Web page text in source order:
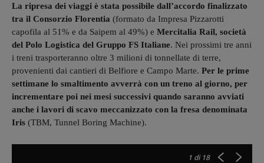
La ripresa dei viaggi è stata possibile dall’accordo finalizzato
tra il Consorzio Florentia (formato da Impresa Pizzarotti
capofila al 51% e da Saipem al 49%) e Mercitalia Rail, società
del Polo Logistica del Gruppo FS Italiane. Nei prossimi tre anni
i treni trasporteranno oltre 3 milioni di tonnellate di terre,
provenienti dai cantieri di Belfiore e Campo Marte. Per le prime
settimane lo smaltimento avverrà con un treno al giorno, per
incrementare poi nei mesi successivi quando saranno avviati
anche i lavori di scavo meccanizzato con la fresa denominata
Iris (TBM, Tunnel Boring Machine).
1 di 18